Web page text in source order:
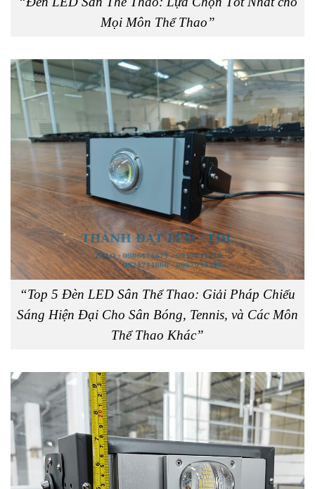
Mọi Môn Thể Thao”
“Top 5 Đèn LED Sân Thể Thao: Giải Pháp Chiếu
Sáng Hiện Đại Cho Sân Bóng, Tennis, và Các Môn
Thể Thao Khác”